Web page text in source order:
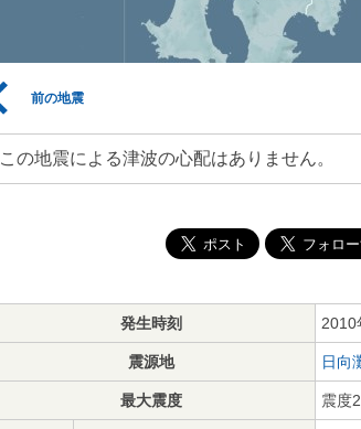
前の地震
この地震による津波の心配はありません。
発生時刻 2010
震源地 日向
最大震度 震度2